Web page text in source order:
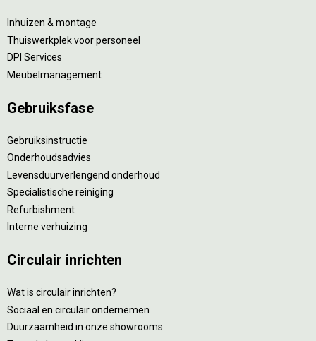
Inhuizen & montage
Thuiswerkplek voor personeel
DPI Services
Meubelmanagement
Gebruiksfase
Gebruiksinstructie
Onderhoudsadvies
Levensduurverlengend onderhoud
Specialistische reiniging
Refurbishment
Interne verhuizing
Circulair inrichten
Wat is circulair inrichten?
Sociaal en circulair ondernemen
Duurzaamheid in onze showrooms